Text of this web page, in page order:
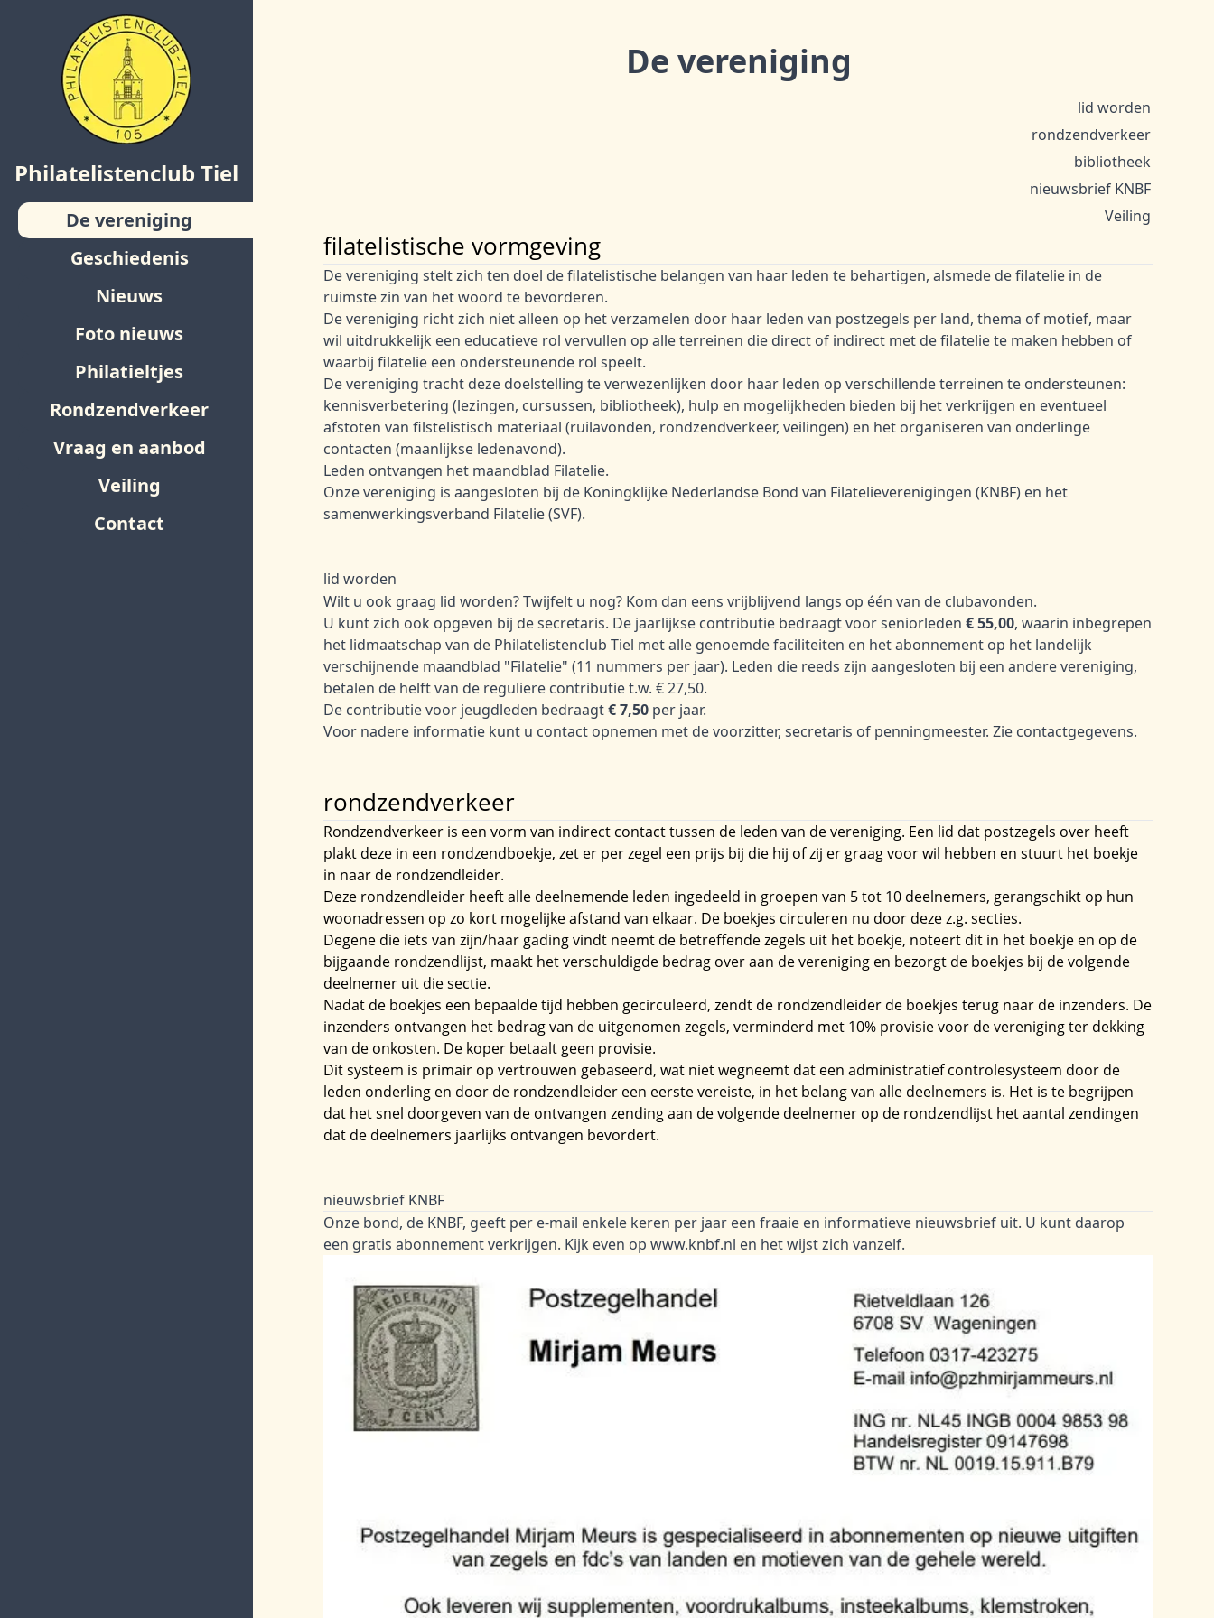
Philatelistenclub Tiel
De vereniging
Geschiedenis
Nieuws
Foto nieuws
Philatieltjes
Rondzendverkeer
Vraag en aanbod
Veiling
Contact
De vereniging
lid worden
rondzendverkeer
bibliotheek
nieuwsbrief KNBF
Veiling
filatelistische vormgeving
De vereniging stelt zich ten doel de filatelistische belangen van haar leden te behartigen, alsmede de filatelie in de
ruimste zin van het woord te bevorderen.
De vereniging richt zich niet alleen op het verzamelen door haar leden van postzegels per land, thema of motief, maar
wil uitdrukkelijk een educatieve rol vervullen op alle terreinen die direct of indirect met de filatelie te maken hebben of
waarbij filatelie een ondersteunende rol speelt.
De vereniging tracht deze doelstelling te verwezenlijken door haar leden op verschillende terreinen te ondersteunen:
kennisverbetering (lezingen, cursussen, bibliotheek), hulp en mogelijkheden bieden bij het verkrijgen en eventueel
afstoten van filstelistisch materiaal (ruilavonden, rondzendverkeer, veilingen) en het organiseren van onderlinge
contacten (maanlijkse ledenavond).
Leden ontvangen het maandblad Filatelie.
Onze vereniging is aangesloten bij de Koningklijke Nederlandse Bond van Filatelieverenigingen (KNBF) en het
samenwerkingsverband Filatelie (SVF).
lid worden
Wilt u ook graag lid worden? Twijfelt u nog? Kom dan eens vrijblijvend langs op één van de clubavonden.
U kunt zich ook opgeven bij de secretaris. De jaarlijkse contributie bedraagt voor seniorleden€ 55,00, waarin inbegrepen
het lidmaatschap van de Philatelistenclub Tiel met alle genoemde faciliteiten en het abonnement op het landelijk
verschijnende maandblad "Filatelie" (11 nummers per jaar). Leden die reeds zijn aangesloten bij een andere vereniging,
betalen de helft van de reguliere contributie t.w. € 27,50.
De contributie voor jeugdleden bedraagt€ 7,50 per jaar.
Voor nadere informatie kunt u contact opnemen met de voorzitter, secretaris of penningmeester. Zie contactgegevens.
rondzendverkeer
Rondzendverkeer is een vorm van indirect contact tussen de leden van de vereniging. Een lid dat postzegels over heeft
plakt deze in een rondzendboekje, zet er per zegel een prijs bij die hij of zij er graag voor wil hebben en stuurt het boekje
in naar de rondzendleider.
Deze rondzendleider heeft alle deelnemende leden ingedeeld in groepen van 5 tot 10 deelnemers, gerangschikt op hun
woonadressen op zo kort mogelijke afstand van elkaar. De boekjes circuleren nu door deze z.g. secties.
Degene die iets van zijn/haar gading vindt neemt de betreffende zegels uit het boekje, noteert dit in het boekje en op de
bijgaande rondzendlijst, maakt het verschuldigde bedrag over aan de vereniging en bezorgt de boekjes bij de volgende
deelnemer uit die sectie.
Nadat de boekjes een bepaalde tijd hebben gecirculeerd, zendt de rondzendleider de boekjes terug naar de inzenders. De
inzenders ontvangen het bedrag van de uitgenomen zegels, verminderd met 10% provisie voor de vereniging ter dekking
van de onkosten. De koper betaalt geen provisie.
Dit systeem is primair op vertrouwen gebaseerd, wat niet wegneemt dat een administratief controlesysteem door de
leden onderling en door de rondzendleider een eerste vereiste, in het belang van alle deelnemers is. Het is te begrijpen
dat het snel doorgeven van de ontvangen zending aan de volgende deelnemer op de rondzendlijst het aantal zendingen
dat de deelnemers jaarlijks ontvangen bevordert.
nieuwsbrief KNBF
Onze bond, de KNBF, geeft per e-mail enkele keren per jaar een fraaie en informatieve nieuwsbrief uit. U kunt daarop
een gratis abonnement verkrijgen. Kijk even opwww.knbf.nl en het wijst zich vanzelf.